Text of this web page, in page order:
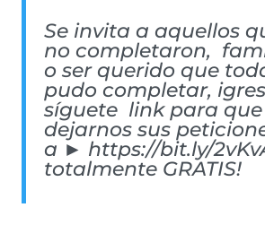
Se invita a aquellos
no completaron,
o ser querido que
pudo completar,
síguete link para
dejarnos sus
a ► https://bit.ly/
totalmente GRATIS!